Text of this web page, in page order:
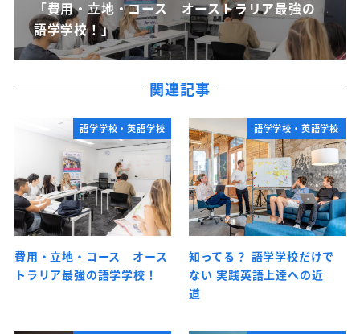
「費用・立地・コース オーストラリア最強の
語学学校！」
関連記事
語学学校・英語学校
費用・立地・コース オース
トラリア最強の語学学校！
語学学校・英語学校
知ってる？ 語学学校だけで
ない 実践英語上達への近
道